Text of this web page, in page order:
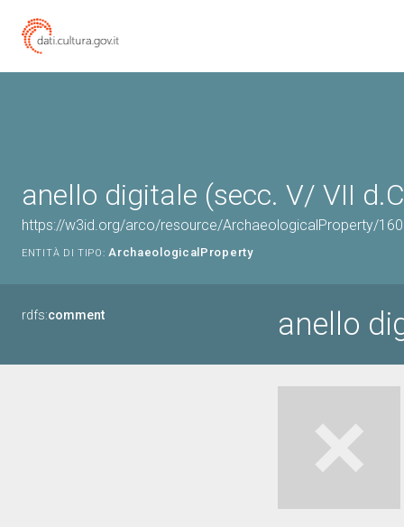
anello digitale (secc. V/ VII
https://w3id.org/arco/resource/ArchaeologicalProperty/
ENTITÀ DI TIPO: ArchaeologicalProperty
rdfs:comment anello